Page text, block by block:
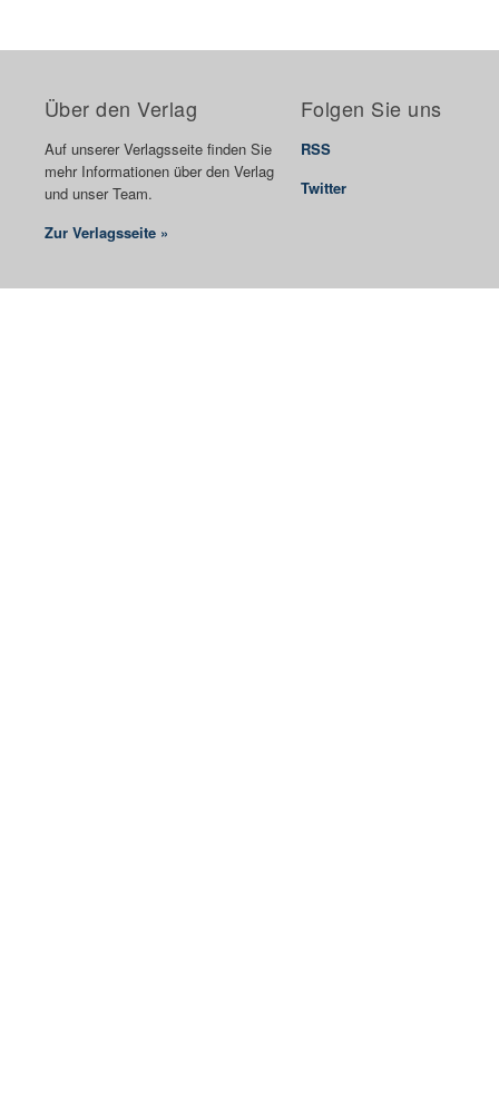
Über den Verlag
Auf unserer Verlagsseite finden Sie
mehr Informationen über den Verlag
und unser Team.
Zur Verlagsseite »
Folgen Sie uns
RSS
Twitter